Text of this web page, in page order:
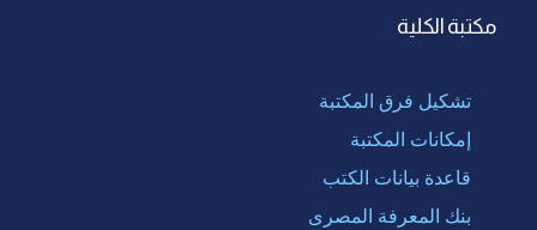
مكتبة الكلية
تشكيل فرق المكتبة
إمكانات المكتبة
قاعدة بيانات الكتب
بنك المعرفة المصرى